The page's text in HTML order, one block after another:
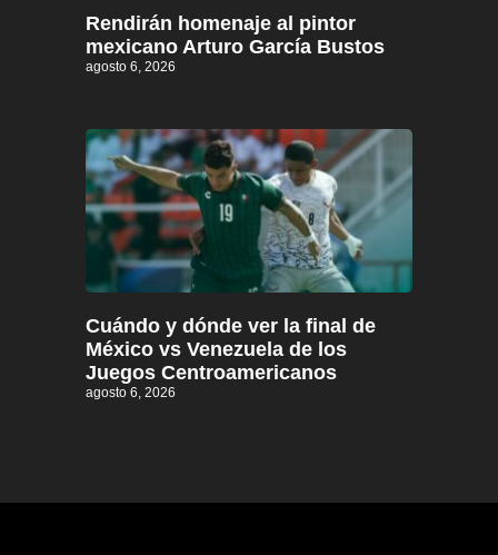
Rendirán homenaje al pintor
mexicano Arturo García Bustos
agosto 6, 2026
Cuándo y dónde ver la final de
México vs Venezuela de los
Juegos Centroamericanos
agosto 6, 2026